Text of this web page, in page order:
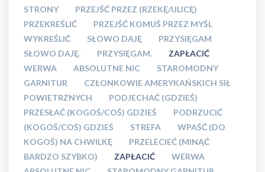
STRONY
PRZEJŚĆ PRZEZ (RZEKĘ/ULICĘ)
PRZEKREŚLIĆ
PRZEJŚĆ KOMUŚ PRZEZ MYŚL
WYKREŚLIĆ
SŁOWO DAJĘ
PRZYSIĘGAM
SŁOWO DAJĘ.
PRZYSIĘGAM.
ZAPŁACIĆ
WERWA
ABSOLUTNE NIC
STAROMODNY
GARNITUR
CZŁONKOWIE AMERYKAŃSKICH SIŁ
POWIETRZNYCH
PODJECHAĆ (GDZIEŚ)
PRZESŁAĆ (KOGOŚ/COŚ) GDZIEŚ
PODRZUCIĆ
(KOGOŚ/COŚ) GDZIEŚ
STREFA
WPAŚĆ (DO
KOGOŚ) NA CHWILKĘ
PRZELECIEĆ (MINĄĆ
BARDZO SZYBKO)
ZAPŁACIĆ
WERWA